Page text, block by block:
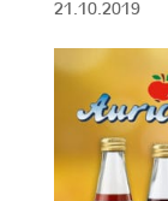
21.10.2019